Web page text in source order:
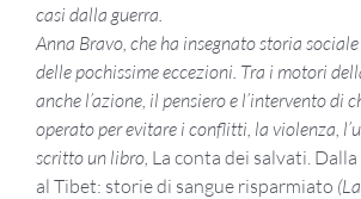
casi dalla guerra.
Anna Bravo, che ha insegnato storia
delle pochissime eccezioni. Tra i motori
anche l’azione, il pensiero e l’intervento di
operato per evitare i conflitti, la violenza,
scritto un libro, La conta dei salvati.
al Tibet: storie di sangue risparmiato